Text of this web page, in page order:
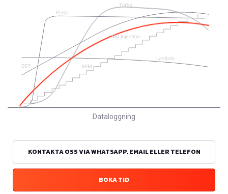
Dataloggning
KONTAKTA OSS VIA WHATSAPP, EMAIL ELLER TELEFON
BOKA TID